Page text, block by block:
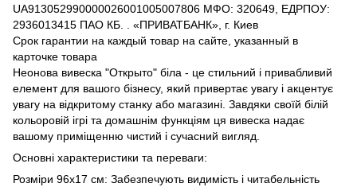
UA913052990000026001005007806 МФО: 320649, ЕДРПОУ:
2936013415 ПАО КБ. . «ПРИВАТБАНК», г. Киев
Срок гарантии на каждый товар на сайте, указанный в
карточке товара
Неонова вивеска "Открыто" біла - це стильний і привабливий
елемент для вашого бізнесу, який привертає увагу і акцентує
увагу на відкритому станку або магазині. Завдяки своїй білій
кольоровій ігрі та домашнім функціям ця вивеска надає
вашому приміщенню чистий і сучасний вигляд.
Основні характеристики та переваги:
Розміри 96х17 см: Забезпечують видимість і читабельність